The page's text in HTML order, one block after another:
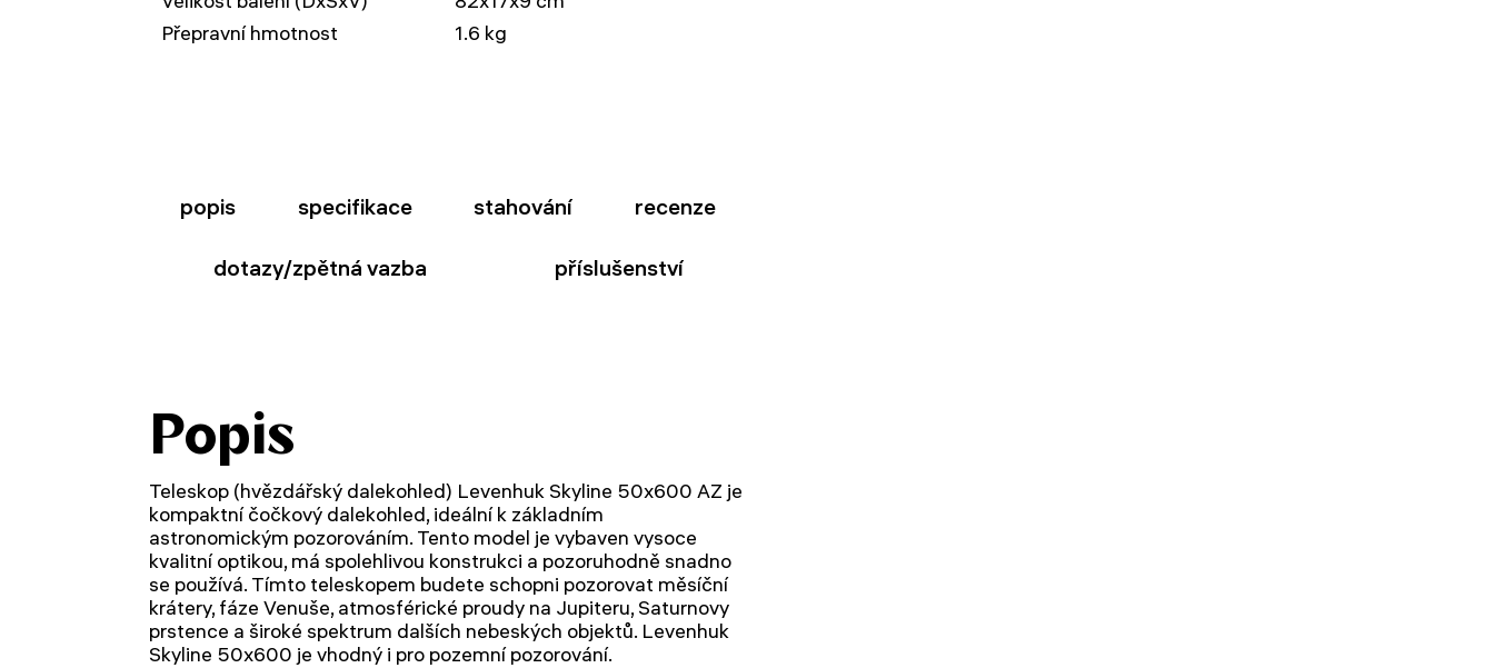
Přepravní hmotnost
1.6 kg
popis specifikace stahování recenze
dotazy/zpětná vazba příslušenství
Popis
Teleskop (hvězdářský dalekohled) Levenhuk Skyline 50х600 AZ je
kompaktní čočkový dalekohled, ideální k základním
astronomickým pozorováním. Tento model je vybaven vysoce
kvalitní optikou, má spolehlivou konstrukci a pozoruhodně snadno
se používá. Tímto teleskopem budete schopni pozorovat měsíční
krátery, fáze Venuše, atmosférické proudy na Jupiteru, Saturnovy
prstence a široké spektrum dalších nebeských objektů. Levenhuk
Skyline 50х600 je vhodný i pro pozemní pozorování.